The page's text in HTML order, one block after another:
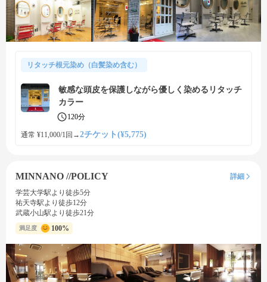
リタッチ根元染め（白髪染め含む）
敏感な頭皮を保護しながら優しく染めるリタッチ
カラー
120分
通常 ¥11,000/1回 →2チケット(¥5,775)
MINNANO //POLICY
詳細
学芸大学駅より徒歩5分
祐天寺駅より徒歩12分
武蔵小山駅より徒歩21分
満足度 100%